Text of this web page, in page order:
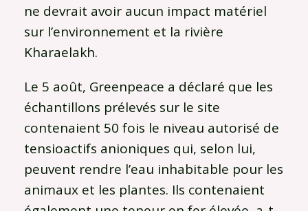
ne devrait avoir aucun impact matériel
sur l’environnement et la rivière
Kharaelakh.
Le 5 août, Greenpeace a déclaré que les
échantillons prélevés sur le site
contenaient 50 fois le niveau autorisé de
tensioactifs anioniques qui, selon lui,
peuvent rendre l’eau inhabitable pour les
animaux et les plantes. Ils contenaient